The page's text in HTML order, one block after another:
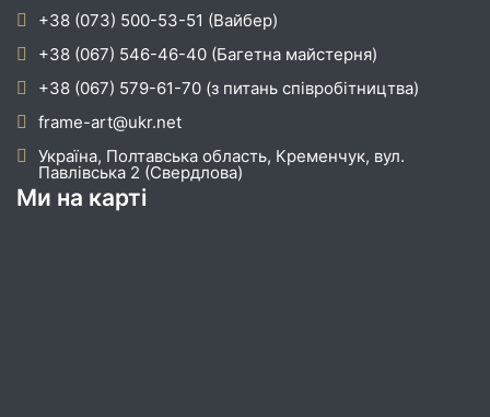
+38 (073) 500-53-51 (Вайбер)
+38 (067) 546-46-40 (Багетна майстерня)
+38 (067) 579-61-70 (з питань співробітництва)
frame-art@ukr.net
Україна, Полтавська область, Кременчук, вул.
Павлівська 2 (Свердлова)
Ми на карті